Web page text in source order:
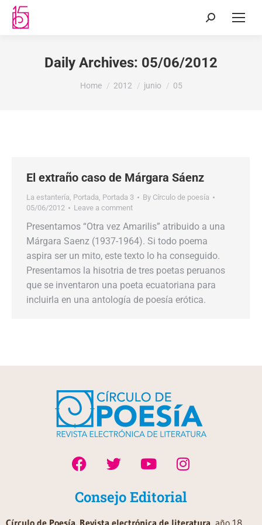
Daily Archives: 05/06/2012
You are here:
Home 2012 junio 05
El extraño caso de Márgara Sáenz
La estantería, Portada, Portada 3 By Círculo de poesía
05/06/2012
Leave a comment
Presentamos “Otra vez Amarilis” atribuido a una
Márgara Saenz (1937-1964). Si todo poema
aspira ser un mito, este texto lo ha conseguido.
Presentamos la hisotria de tres poetas peruanos
que se inventaron una poeta ecuatoriana para
incluirla en una antología de poesía erótica.
Consejo Editorial
Círculo de Poesía. Revista electrónica de literatura , año 18,